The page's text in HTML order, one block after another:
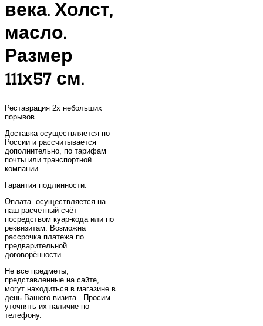
века. Холст,
масло.
Размер
111х57 см.
Реставрация 2х небольших
порывов.
Доставка осуществляется по
России и рассчитывается
дополнительно, по тарифам
почты или транспортной
компании.
Гарантия подлинности.
Оплата осуществляется на
наш расчетный счёт
посредством куар-кода или по
реквизитам. Возможна
рассрочка платежа по
предварительной
договорённости.
Не все предметы,
представленные на сайте,
могут находиться в магазине в
день Вашего визита. Просим
уточнять их наличие по
телефону.